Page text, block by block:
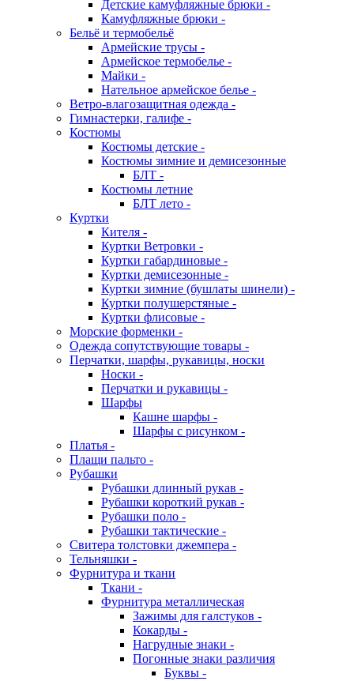
Детские камуфляжные брюки -
Камуфляжные брюки -
Бельё и термобельё
Армейские трусы -
Армейское термобелье -
Майки -
Нательное армейское белье -
Ветро-влагозащитная одежда -
Гимнастерки, галифе -
Костюмы
Костюмы детские -
Костюмы зимние и демисезонные
БЛТ -
Костюмы летние
БЛТ лето -
Куртки
Кителя -
Куртки Ветровки -
Куртки габардиновые -
Куртки демисезонные -
Куртки зимние (бушлаты шинели) -
Куртки полушерстяные -
Куртки флисовые -
Морские форменки -
Одежда сопутствующие товары -
Перчатки, шарфы, рукавицы, носки
Носки -
Перчатки и рукавицы -
Шарфы
Кашне шарфы -
Шарфы с рисунком -
Платья -
Плащи пальто -
Рубашки
Рубашки длинный рукав -
Рубашки короткий рукав -
Рубашки поло -
Рубашки тактические -
Свитера толстовки джемпера -
Тельняшки -
Фурнитура и ткани
Ткани -
Фурнитура металлическая
Зажимы для галстуков -
Кокарды -
Нагрудные знаки -
Погонные знаки различия
Буквы -